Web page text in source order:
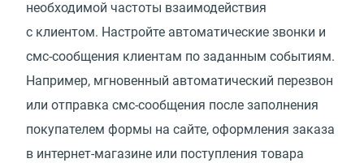
необходимой частоты взаимодействия
с клиентом. Настройте автоматические звонки и
смс-сообщения клиентам по заданным событиям.
Например, мгновенный автоматический перезвон
или отправка смс-сообщения после заполнения
покупателем формы на сайте, оформления заказа
в интернет-магазине или поступления товара